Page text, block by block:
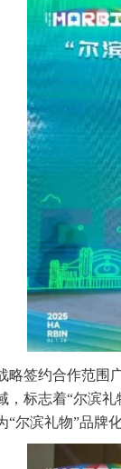
略签约合作范围
，标志着“尔滨
“尔滨礼物”品牌